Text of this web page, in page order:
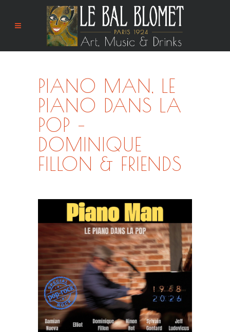
PIANO MAN, LE
PIANO DANS LA
POP –
DOMINIQUE
FILLON & FRIENDS